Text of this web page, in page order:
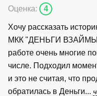
Оценка: 4
Хочу рассказать
МКК "ДЕНЬГИ ВЗАЙМЫ".
работе очень многие
числе. Подходил
и это не считая, что
обратилась в Деньги...